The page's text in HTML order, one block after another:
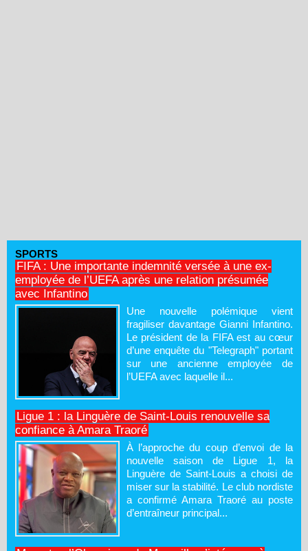
SPORTS
FIFA : Une importante indemnité versée à une ex-
employée de l’UEFA après une relation présumée
avec Infantino
Une nouvelle polémique vient
fragiliser davantage Gianni Infantino.
Le président de la FIFA est au cœur
d’une enquête du "Telegraph" portant
sur une ancienne employée de
l’UEFA avec laquelle il...
Ligue 1 : la Linguère de Saint-Louis renouvelle sa
confiance à Amara Traoré
À l’approche du coup d’envoi de la
nouvelle saison de Ligue 1, la
Linguère de Saint-Louis a choisi de
miser sur la stabilité. Le club nordiste
a confirmé Amara Traoré au poste
d’entraîneur principal...